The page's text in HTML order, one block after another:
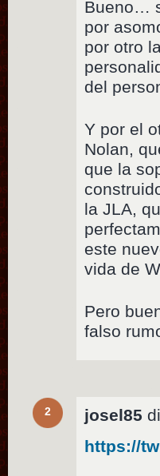
Bueno…
por
por otro
del
Y por el
Nolan,
que la
la JLA,
este
vida de
Pero
falso
2 josel85
https://